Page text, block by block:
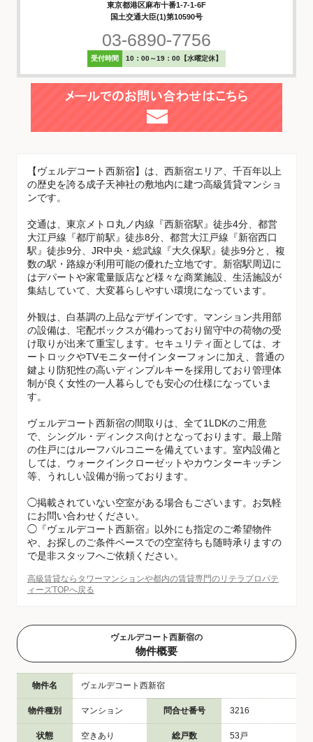
東京都港区麻布十番1-7-1-6F
国土交通大臣(1)第10590号
03-6890-7756
受付時間 10：00～19：00【水曜定休】
【ヴェルデコート西新宿】は、西新宿エリア、千百年以上
の歴史を誇る成子天神社の敷地内に建つ高級賃貸マンショ
ンです。
交通は、東京メトロ丸ノ内線『西新宿駅』徒歩4分、都営
大江戸線『都庁前駅』徒歩8分、都営大江戸線『新宿西口
駅』徒歩9分、JR中央・総武線『大久保駅』徒歩9分と、複
数の駅・路線が利用可能の優れた立地です。新宿駅周辺に
はデパートや家電量販店など様々な商業施設、生活施設が
集結していて、大変暮らしやすい環境になっています。
外観は、白基調の上品なデザインです。マンション共用部
の設備は、宅配ボックスが備わっており留守中の荷物の受
け取りが出来て重宝します。セキュリティ面としては、オ
ートロックやTVモニター付インターフォンに加え、普通の
鍵より防犯性の高いディンプルキーを採用しており管理体
制が良く女性の一人暮らしでも安心の仕様になっていま
す。
ヴェルデコート西新宿の間取りは、全て1LDKのご用意
で、シングル・ディンクス向けとなっております。最上階
の住戸にはルーフバルコニーを備えています。室内設備と
しては、ウォークインクローゼットやカウンターキッチン
等、うれしい設備が揃っております。
◯掲載されていない空室がある場合もございます。お気軽
にお問い合わせください。
◯『ヴェルデコート西新宿』以外にも指定のご希望物件
や、お探しのご条件ベースでの空室待ちも随時承りますの
で是非スタッフへご依頼ください。
高級賃貸ならタワーマンションや都内の賃貸専門のリテラプロパテ
ィーズTOPへ戻る
ヴェルデコート西新宿の
物件概要
物件名 ヴェルデコート西新宿
物件種別 マンション 問合せ番号 3216
状態 空きあり 総戸数 53戸